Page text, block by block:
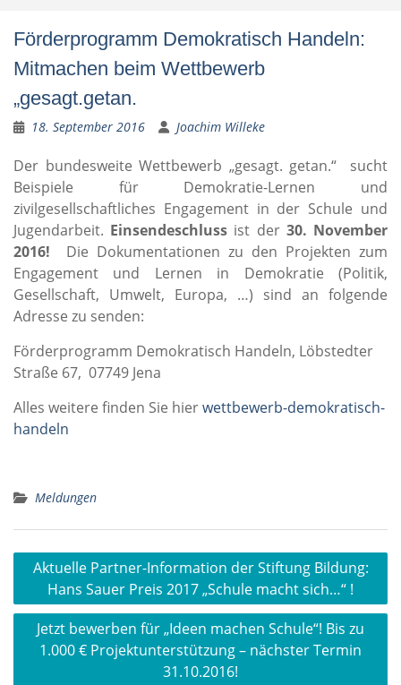
Förderprogramm Demokratisch Handeln:
Mitmachen beim Wettbewerb
„gesagt.getan.
18. September 2016 Joachim Willeke
Der bundesweite Wettbewerb „gesagt. getan.“ sucht
Beispiele für Demokratie-Lernen und
zivilgesellschaftliches Engagement in der Schule und
Jugendarbeit. Einsendeschluss ist der 30. November
2016! Die Dokumentationen zu den Projekten zum
Engagement und Lernen in Demokratie (Politik,
Gesellschaft, Umwelt, Europa, …) sind an folgende
Adresse zu senden:
Förderprogramm Demokratisch Handeln, Löbstedter
Straße 67, 07749 Jena
Alles weitere finden Sie hierwettbewerb-demokratisch-
handeln
Meldungen
Beitragsnavigation
Aktuelle Partner-Information der Stiftung Bildung:
Hans Sauer Preis 2017 „Schule macht sich…“ !
Jetzt bewerben für „Ideen machen Schule“! Bis zu
1.000 € Projektunterstützung – nächster Termin
31.10.2016!